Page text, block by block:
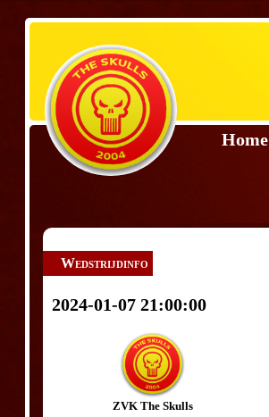
Home
Wedstrijdinfo
2024-01-07 21:00:00
ZVK The Skulls